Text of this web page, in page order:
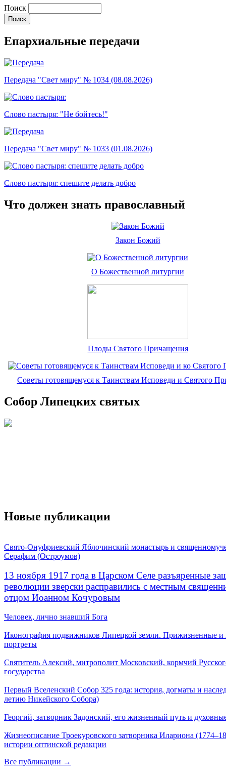
Поиск
Епархиальные передачи
Передача "Свет миру" № 1034 (08.08.2026)
Слово пастыря: "Не бойтесь!"
Передача "Свет миру" № 1033 (01.08.2026)
Слово пастыря: спешите делать добро
Что должен знать православный
Закон Божий
О Божественной литургии
Плоды Святого Причащения
Советы готовящемуся к Таинствам Исповеди и Святого
Собор Липецких святых
Новые публикации
Свято-Онуфриевский Яблочинский монастырь и
Серафим (Остроумов)
13 ноября 1917 года в Царском Селе разъяренные
революции зверски расправились с местным
отцом Иоанном Кочуровым
Человек, лично знавший Бога
Иконография подвижников Липецкой земли. Прижизненные и
портреты
Святитель Алексий, митрополит Московский, кормчий
государства
Первый Вселенский Собор 325 года: история, догматы и
летию Никейского Собора)
Георгий, затворник Задонский, его жизненный путь и
Жизнеописание Троекуровского затворника Илариона
истории оптинской редакции
Все публикации →